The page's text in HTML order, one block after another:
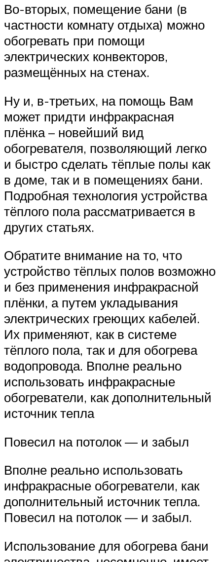
Во-вторых, помещение бани (в
частности комнату отдыха) можно
обогревать при помощи
электрических конвекторов,
размещённых на стенах.
Ну и, в-третьих, на помощь Вам
может придти инфракрасная
плёнка – новейший вид
обогревателя, позволяющий легко
и быстро сделать тёплые полы как
в доме, так и в помещениях бани.
Подробная технология устройства
тёплого пола рассматривается в
других статьях.
Обратите внимание на то, что
устройство тёплых полов возможно
и без применения инфракрасной
плёнки, а путем укладывания
электрических греющих кабелей.
Их применяют, как в системе
тёплого пола, так и для обогрева
водопровода. Вполне реально
использовать инфракрасные
обогреватели, как дополнительный
источник тепла
Повесил на потолок — и забыл
Вполне реально использовать
инфракрасные обогреватели, как
дополнительный источник тепла.
Повесил на потолок — и забыл.
Использование для обогрева бани